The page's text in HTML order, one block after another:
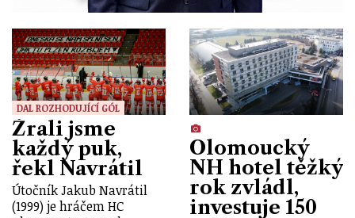
DAL ROZHODUJÍCÍ GÓL
Žrali jsme
každý puk,
řekl Navrátil
Útočník Jakub Navrátil
(1999) je hráčem HC
Olomoucký
NH hotel těžký
rok zvládl,
investuje 150